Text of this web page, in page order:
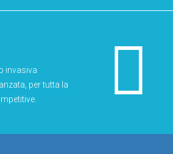
invasiva
per tutta la